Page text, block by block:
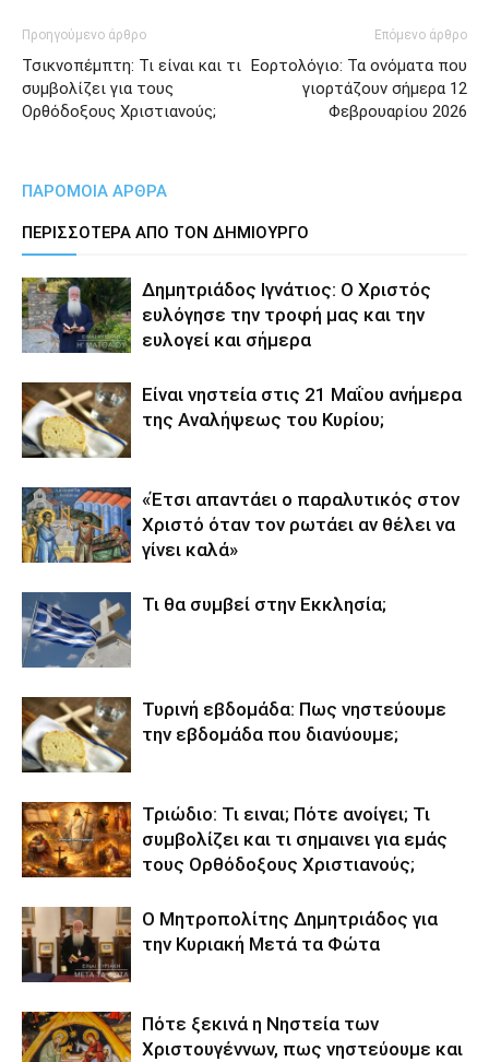
Προηγούμενο άρθρο
Τσικνοπέμπτη: Τι είναι και τι
συμβολίζει για τους
Ορθόδοξους Χριστιανούς;
Επόμενο άρθρο
Εορτολόγιο: Τα ονόματα που
γιορτάζουν σήμερα 12
Φεβρουαρίου 2026
ΠΑΡΟΜΟΙΑ ΑΡΘΡΑ
ΠΕΡΙΣΣΟΤΕΡΑ ΑΠΟ ΤΟΝ ΔΗΜΙΟΥΡΓΟ
Δημητριάδος Ιγνάτιος: Ο Χριστός
ευλόγησε την τροφή μας και την
ευλογεί και σήμερα
Είναι νηστεία στις 21 Μαΐου ανήμερα
της Αναλήψεως του Κυρίου;
«Έτσι απαντάει ο παραλυτικός στον
Χριστό όταν τον ρωτάει αν θέλει να
γίνει καλά»
Τι θα συμβεί στην Εκκλησία;
Τυρινή εβδομάδα: Πως νηστεύουμε
την εβδομάδα που διανύουμε;
Τριώδιο: Τι ειναι; Πότε ανοίγει; Τι
συμβολίζει και τι σημαινει για εμάς
τους Ορθόδοξους Χριστιανούς;
Ο Μητροπολίτης Δημητριάδος για
την Κυριακή Μετά τα Φώτα
Πότε ξεκινά η Νηστεία των
Χριστουγέννων, πως νηστεύουμε και